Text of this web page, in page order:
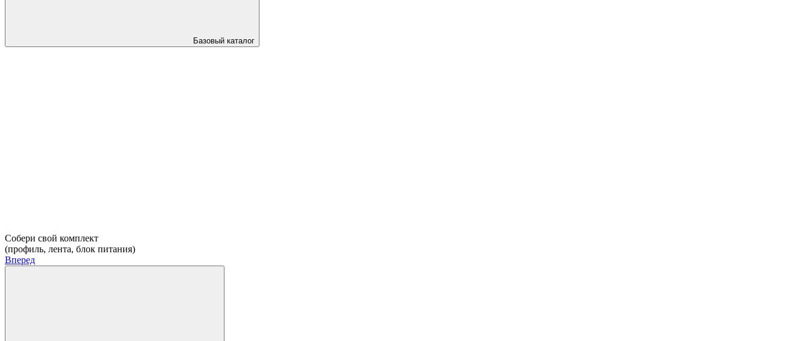
Базовый каталог
Собери свой комплект
(профиль, лента, блок питания)
Вперед